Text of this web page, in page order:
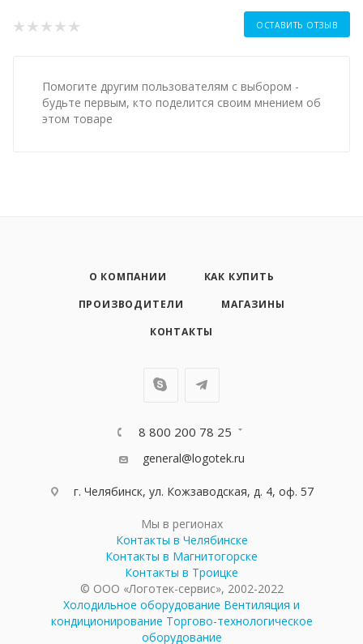
ОСТАВИТЬ ОТЗЫВ
Помогите другим пользователям с выбором -
будьте первым, кто поделится своим мнением об
этом товаре
О КОМПАНИИ
КАК КУПИТЬ
ПРОИЗВОДИТЕЛИ
МАГАЗИНЫ
КОНТАКТЫ
8 800 200 78 25
general@logotek.ru
г. Челябинск, ул. Кожзаводская, д. 4, оф. 57
Мы в регионах
Контакты в Челябинске
Контакты в Магнитогорске
Контакты в Троицке
© ООО «Логотек-сервис», 2002-2022
Холодильное оборудование Вентиляция и
кондиционирование Торгово-технологическое
оборудование